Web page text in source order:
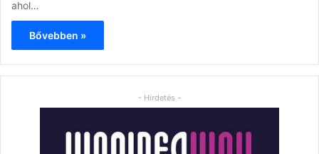
ahol…
Bővebben »
- Hirdetés -